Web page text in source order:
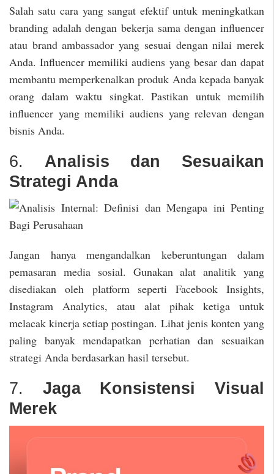
Salah satu cara yang sangat efektif untuk meningkatkan
branding adalah dengan bekerja sama dengan influencer
atau brand ambassador yang sesuai dengan nilai merek
Anda. Influencer memiliki audiens yang besar dan dapat
membantu memperkenalkan produk Anda kepada banyak
orang dalam waktu singkat. Pastikan untuk memilih
influencer yang memiliki audiens yang relevan dengan
bisnis Anda.
6. Analisis dan Sesuaikan
Strategi Anda
Jangan hanya mengandalkan keberuntungan dalam
pemasaran media sosial. Gunakan alat analitik yang
disediakan oleh platform seperti Facebook Insights,
Instagram Analytics, atau alat pihak ketiga untuk
melacak kinerja setiap postingan. Lihat jenis konten yang
paling banyak mendapatkan perhatian dan sesuaikan
strategi Anda berdasarkan hasil tersebut.
7. Jaga Konsistensi Visual
Merek